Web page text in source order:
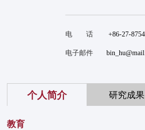
电 话 +86-27-
电子邮件
个人简介 研究成果
教育